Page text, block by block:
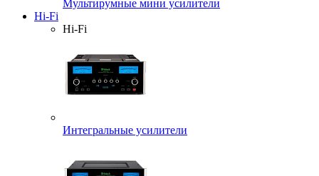
Мультирумные мини усилители
Hi-Fi
Hi-Fi
Интегральные усилители